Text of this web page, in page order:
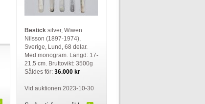
Besticksilver, Wiwen
Nilsson (1897-1974),
Sverige, Lund, 68 delar.
Med monogram. Längd: 17-
21,5 cm. Bruttovikt: 3500g
Såldes för: 36.000 kr
Vid auktionen 2023-10-30